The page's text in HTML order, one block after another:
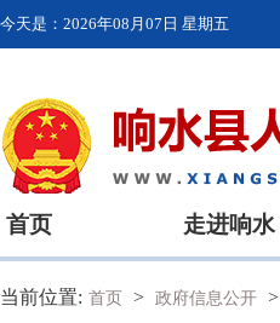
今天是： 2026年08月07日 星期五
首页 走进响水
当前位置: 首页 > 政府信息公开 >